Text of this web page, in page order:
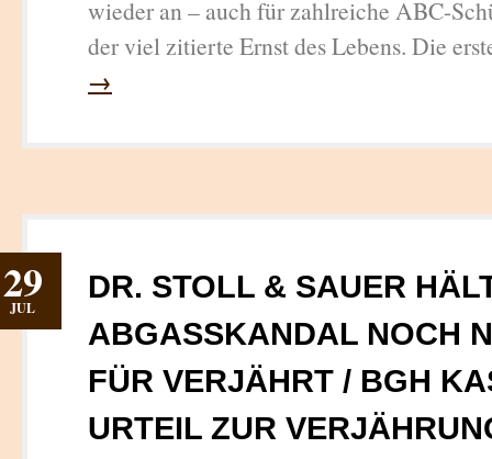
wieder an – auch für zahlreiche ABC-
der viel zitierte Ernst des Lebens. Die
→
DR. STOLL & SAUER
ABGASSKANDAL NOCH
FÜR VERJÄHRT / BGH
URTEIL ZUR
29
JUL